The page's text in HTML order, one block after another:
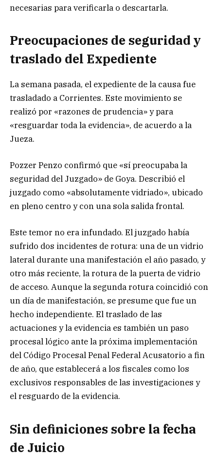
necesarias para verificarla o descartarla.
Preocupaciones de seguridad y
traslado del Expediente
La semana pasada, el expediente de la causa fue
trasladado a Corrientes. Este movimiento se
realizó por «razones de prudencia» y para
«resguardar toda la evidencia», de acuerdo a la
Jueza.
Pozzer Penzo confirmó que «sí preocupaba la
seguridad del Juzgado» de Goya. Describió el
juzgado como «absolutamente vidriado», ubicado
en pleno centro y con una sola salida frontal.
Este temor no era infundado. El juzgado había
sufrido dos incidentes de rotura: una de un vidrio
lateral durante una manifestación el año pasado, y
otro más reciente, la rotura de la puerta de vidrio
de acceso. Aunque la segunda rotura coincidió con
un día de manifestación, se presume que fue un
hecho independiente. El traslado de las
actuaciones y la evidencia es también un paso
procesal lógico ante la próxima implementación
del Código Procesal Penal Federal Acusatorio a fin
de año, que establecerá a los fiscales como los
exclusivos responsables de las investigaciones y
el resguardo de la evidencia.
Sin definiciones sobre la fecha
de Juicio